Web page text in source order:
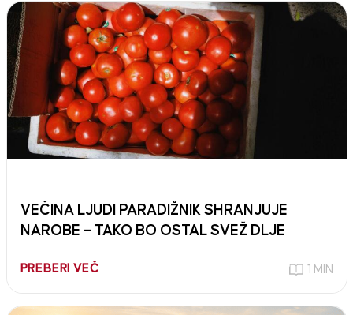
VEČINA LJUDI PARADIŽNIK SHRANJUJE
NAROBE – TAKO BO OSTAL SVEŽ DLJE
PREBERI VEČ 1 MIN